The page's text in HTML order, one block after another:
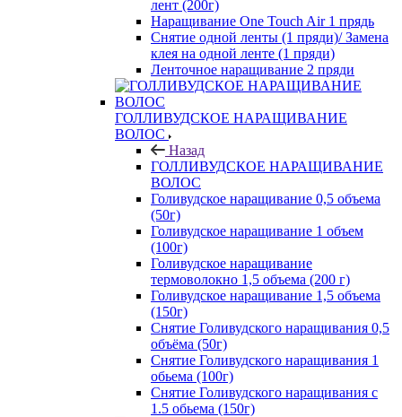
лент (200г)
Наращивание One Touch Air 1 прядь
Снятие одной ленты (1 пряди)/ Замена
клея на одной ленте (1 пряди)
Ленточное наращивание 2 пряди
ГОЛЛИВУДСКОЕ НАРАЩИВАНИЕ
ВОЛОС
Назад
ГОЛЛИВУДСКОЕ НАРАЩИВАНИЕ
ВОЛОС
Голивудское наращивание 0,5 объема
(50г)
Голивудское наращивание 1 объем
(100г)
Голивудское наращивание
термоволокно 1,5 объема (200 г)
Голивудское наращивание 1,5 объема
(150г)
Снятие Голивудского наращивания 0,5
объёма (50г)
Снятие Голивудского наращивания 1
обьема (100г)
Снятие Голивудского наращивания с
1.5 обьема (150г)